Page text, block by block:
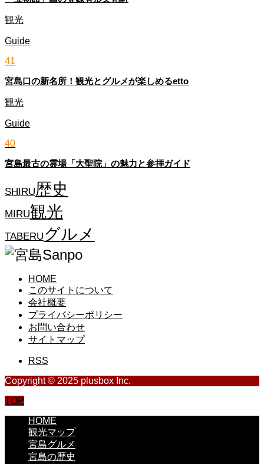
観光
Guide
41
宮島口の新名所！観光とグルメが楽しめるetto
観光
Guide
40
宮島最古の霊場「大聖院」の魅力と参拝ガイド
SHIRU歴史
MIRU観光
TABERU グルメ
HOME
このサイトについて
会社概要
プライバシーポリシー
お問い合わせ
サイトマップ
RSS
Copyright © 2025 plusbox Inc.
TOP
HOME
観光マップ
宮島グルメ
宮島の歴史